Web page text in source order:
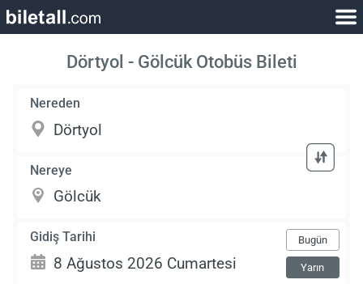
Dörtyol - Gölcük Otobüs Bileti
Nereden
Nereye
Gidiş Tarihi Bugün
Yarın